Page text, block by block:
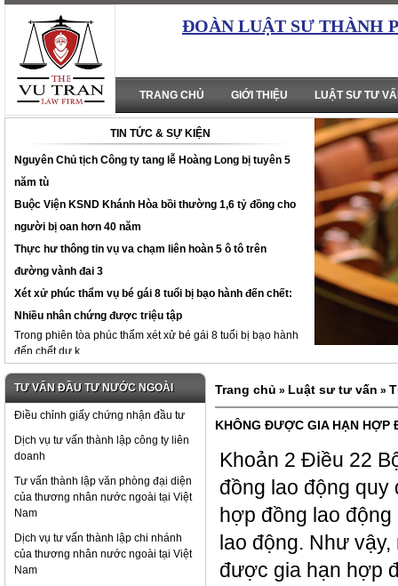
ĐOÀN LUẬT SƯ THÀNH
TRANG CHỦ GIỚI THIỆU LUẬT SƯ TƯ
TIN TỨC & SỰ KIỆN
Nguyên Chủ tịch Công ty tang lễ Hoàng Long bị tuyên 5
năm tù
Buộc Viện KSND Khánh Hòa bồi thường 1,6 tỷ đồng cho
người bị oan hơn 40 năm
Thực hư thông tin vụ va chạm liên hoàn 5 ô tô trên
đường vành đai 3
Xét xử phúc thẩm vụ bé gái 8 tuổi bị bạo hành đến chết:
Nhiều nhân chứng được triệu tập
Trong phiên tòa phúc thẩm xét xử bé gái 8 tuổi bị bạo hành
đến chết dự k...
TƯ VẤN ĐẦU TƯ NƯỚC NGOÀI
Điều chỉnh giấy chứng nhận đầu tư
Dịch vụ tư vấn thành lập công ty liên
doanh
Tư vấn thành lập văn phòng đại diện
của thương nhân nước ngoài tại Việt
Nam
Dịch vụ tư vấn thành lập chi nhánh
của thương nhân nước ngoài tại Việt
Nam
Trang chủ » Luật sư tư vấn »
KHÔNG ĐƯỢC GIA HẠN HỢP
Khoản 2 Điều 22
đồng lao động quy
hợp đồng lao
lao động. Như
được gia hạn hợp